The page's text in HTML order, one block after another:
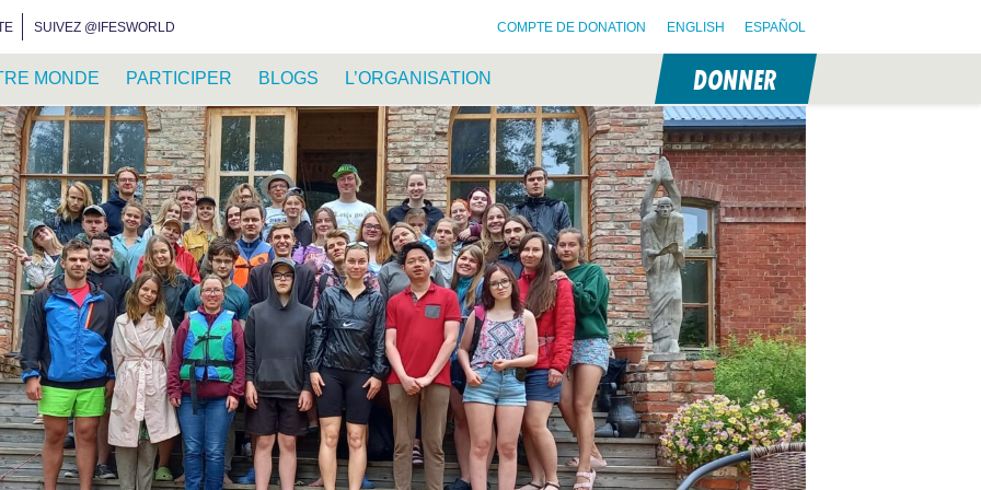
SUIVEZ @IFESWORLD COMPTE DE DONATION ENGLISH ESPAÑOL
MONDE PARTICIPER BLOGS L’ORGANISATION DONNER